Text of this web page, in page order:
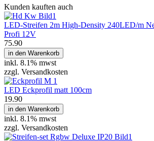
Kunden kauften auch
LED-Streifen 2m High-Density 240LED/m
Profi 12V
75.90
in den Warenkorb
inkl. 8.1% mwst
zzgl. Versandkosten
LED Eckprofil matt 100cm
19.90
in den Warenkorb
inkl. 8.1% mwst
zzgl. Versandkosten